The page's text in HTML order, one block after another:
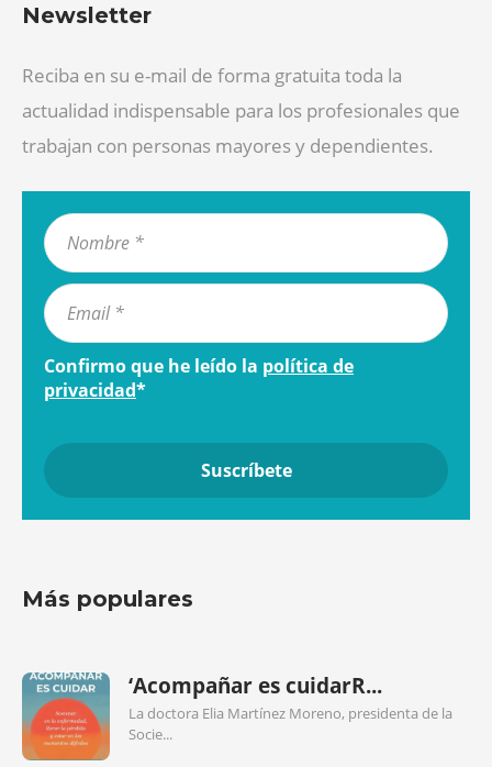
Newsletter
Reciba en su e-mail de forma gratuita toda la
actualidad indispensable para los profesionales que
trabajan con personas mayores y dependientes.
Confirmo que he leído la política de
privacidad*
Más populares
‘Acompañar es cuidarR...
La doctora Elia Martínez Moreno, presidenta de la
Socie...